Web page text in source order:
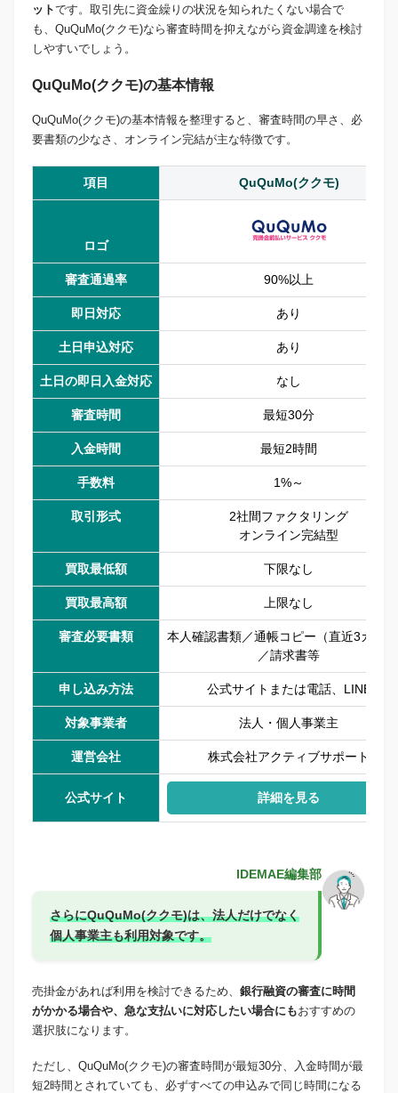
ットです。取引先に資金繰りの状況を知られたくない場合で
も、QuQuMo(ククモ)なら審査時間を抑えながら資金調達を検討
しやすいでしょう。
QuQuMo(ククモ)の基本情報
QuQuMo(ククモ)の基本情報を整理すると、審査時間の早さ、必
要書類の少なさ、オンライン完結が主な特徴です。
項目 QuQuMo(ククモ)
ロゴ
審査通過率 90%以上
即日対応 あり
土日申込対応 あり
土日の即日入金対応 なし
審査時間 最短30分
入金時間 最短2時間
手数料 1%～
取引形式
2社間ファクタリング
オンライン完結型
買取最低額 下限なし
買取最高額 上限なし
審査必要書類
本人確認書類／通帳コピー（直近3カ月
／請求書等
申し込み方法 公式サイトまたは電話、LINE
対象事業者 法人・個人事業主
運営会社 株式会社アクティブサポート
公式サイト 詳細を見る
IDEMAE編集部
さらにQuQuMo(ククモ)は、法人だけでなく
個人事業主も利用対象です。
売掛金があれば利用を検討できるため、 銀行融資の審査に時間
がかかる場合や、急な支払いに対応したい場合にもおすすめの
選択肢になります。
ただし、QuQuMo(ククモ)の審査時間が最短30分、入金時間が最
短2時間とされていても、必ずすべての申込みで同じ時間になる